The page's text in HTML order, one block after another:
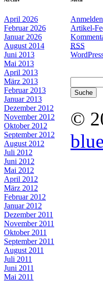
April 2026
Februar 2026
Januar 2026
August 2014
Juni 2013
Mai 2013
April 2013
März 2013
Februar 2013
Januar 2013
Dezember 2012
November 2012
Oktober 2012
September 2012
August 2012
Juli 2012
Juni 2012
Mai 2012
April 2012
März 2012
Februar 2012
Januar 2012
Dezember 2011
November 2011
Oktober 2011
September 2011
August 2011
Juli 2011
Juni 2011
Mai 2011
Anmelden
Artikel-
RSS
©